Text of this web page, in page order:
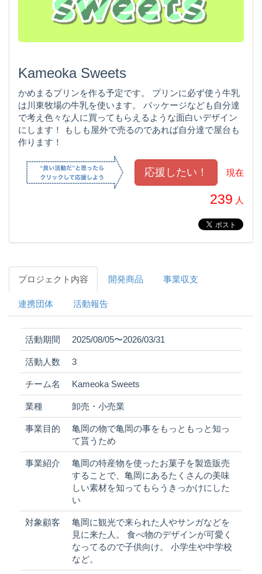
Kameoka Sweets
かめまるプリンを作る予定です。 プリンに必ず使う牛乳
は川東牧場の牛乳を使います。 パッケージなども自分達
で考え色々な人に買ってもらえるような面白いデザイン
にします！ もしも屋外で売るのであれば自分達で屋台も
作ります！
現在
239 人
プロジェクト内容 開発商品 事業収支
連携団体 活動報告
活動期間 2025/08/05〜2026/03/31
活動人数 3
チーム名 Kameoka Sweets
業種 卸売・小売業
事業目的
亀岡の物で亀岡の事をもっともっと知っ
て貰うため
事業紹介
亀岡の特産物を使ったお菓子を製造販売
することで、亀岡にあるたくさんの美味
しい素材を知ってもらうきっかけにした
い
対象顧客
亀岡に観光で来られた人やサンガなどを
見に来た人。 食べ物のデザインが可愛く
なってるので子供向け。 小学生や中学校
など。